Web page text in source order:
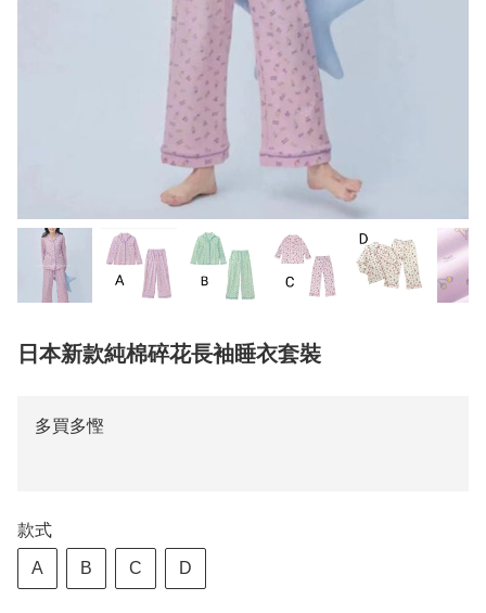
日本新款純棉碎花長袖睡衣套裝
多買多慳
款式
A B C D